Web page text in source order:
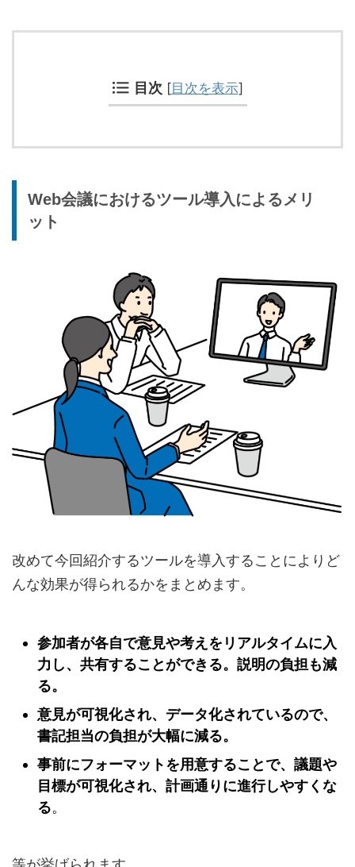
目次 [目次を表示]
Web会議におけるツール導入によるメリ
ット
改めて今回紹介するツールを導入することによりど
んな効果が得られるかをまとめます。
参加者が各自で意見や考えをリアルタイムに入
力し、共有することができる。説明の負担も減
る。
意見が可視化され、データ化されているので、
書記担当の負担が大幅に減る。
事前にフォーマットを用意することで、議題や
目標が可視化され、計画通りに進行しやすくな
る。